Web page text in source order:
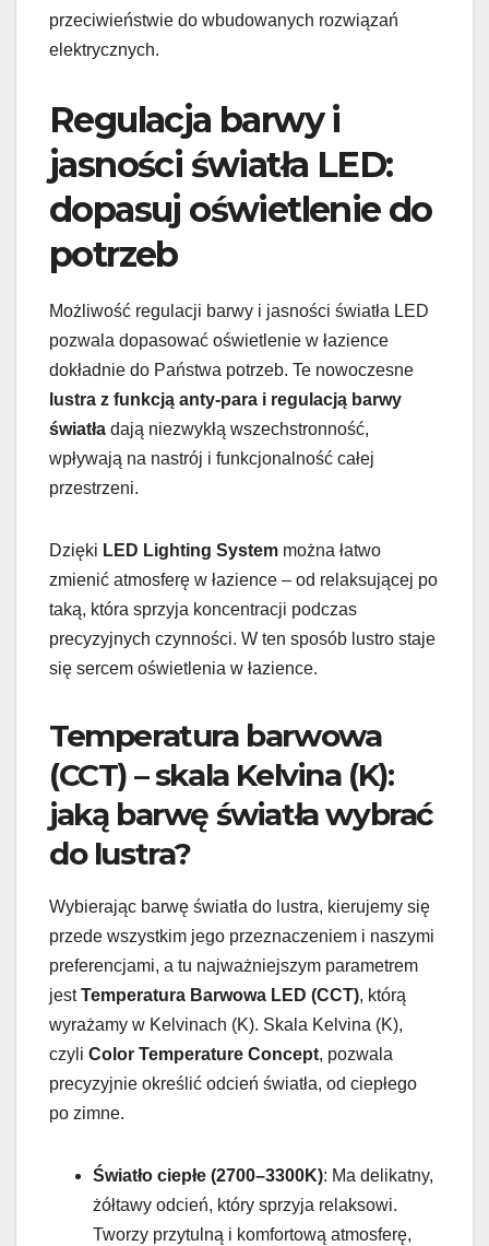
przeciwieństwie do wbudowanych rozwiązań
elektrycznych.
Regulacja barwy i
jasności światła LED:
dopasuj oświetlenie do
potrzeb
Możliwość regulacji barwy i jasności światła LED
pozwala dopasować oświetlenie w łazience
dokładnie do Państwa potrzeb. Te nowoczesne
lustra z funkcją anty-para i regulacją barwy
światła dają niezwykłą wszechstronność,
wpływają na nastrój i funkcjonalność całej
przestrzeni.
Dzięki LED Lighting System można łatwo
zmienić atmosferę w łazience – od relaksującej po
taką, która sprzyja koncentracji podczas
precyzyjnych czynności. W ten sposób lustro staje
się sercem oświetlenia w łazience.
Temperatura barwowa
(CCT) – skala Kelvina (K):
jaką barwę światła wybrać
do lustra?
Wybierając barwę światła do lustra, kierujemy się
przede wszystkim jego przeznaczeniem i naszymi
preferencjami, a tu najważniejszym parametrem
jestTemperatura Barwowa LED (CCT), którą
wyrażamy w Kelvinach (K). Skala Kelvina (K),
czyli Color Temperature Concept, pozwala
precyzyjnie określić odcień światła, od ciepłego
po zimne.
Światło ciepłe (2700–3300K): Ma delikatny,
żółtawy odcień, który sprzyja relaksowi.
Tworzy przytulną i komfortową atmosferę,